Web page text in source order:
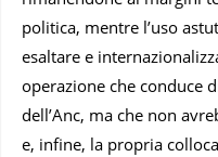
politica, mentre l’uso
esaltare e
operazione che conduce
dell’Anc, ma che non
e, infine, la propria